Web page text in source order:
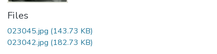
Files
023045.jpg (143.73 KB)
023042.jpg (182.73 KB)